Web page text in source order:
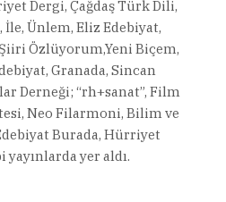
Dergi, Çağdaş Türk Dili,
Ünlem, Eliz Edebiyat,
Özlüyorum,Yeni Biçem,
Granada, Sincan
Derneği; “rh+sanat”, Film
Neo Filarmoni, Bilim ve
Burada, Hürriyet
yayınlarda yer aldı.